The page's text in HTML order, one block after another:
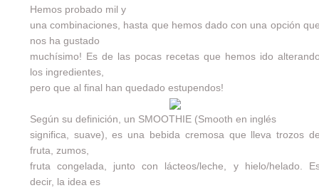
Hemos probado mil y
una combinaciones, hasta que hemos dado con una opción
nos ha gustado
muchísimo! Es de las pocas recetas que hemos ido
los ingredientes,
pero que al final han quedado estupendos!
Según su definición, un SMOOTHIE (Smooth en inglés
significa, suave), es una bebida cremosa que lleva trozos
fruta, zumos,
fruta congelada, junto con lácteos/leche, y hielo/helado.
decir, la idea es